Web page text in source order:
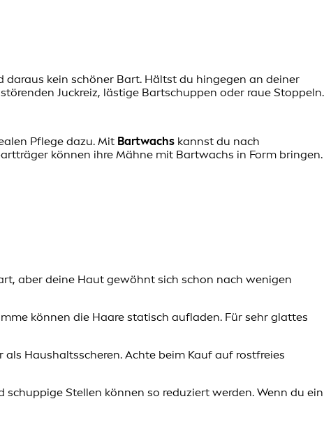
kein schöner Bart. Hältst du hingegen an deiner
Juckreiz, lästige Bartschuppen oder raue Stoppeln.
Pflege dazu. Mit Bartwachs kannst du nach
können ihre Mähne mit Bartwachs in Form bringen.
aber deine Haut gewöhnt sich schon nach wenigen
können die Haare statisch aufladen. Für sehr glattes
Haushaltsscheren. Achte beim Kauf auf rostfreies
Stellen können so reduziert werden. Wenn du ein